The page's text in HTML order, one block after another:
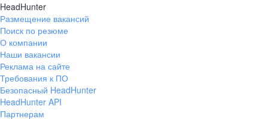
HeadHunter
Размещение вакансий
Поиск по резюме
О компании
Наши вакансии
Реклама на сайте
Требования к ПО
Безопасный HeadHunter
HeadHunter API
Партнерам